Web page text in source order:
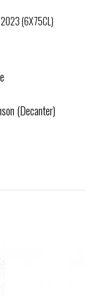
2023 (6X75CL)
(Decanter)